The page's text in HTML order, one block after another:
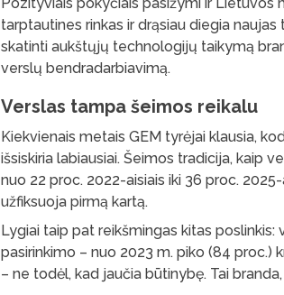
Pozityviais pokyčiais pasižymi ir Lietuvos
tarptautines rinkas ir drąsiau diegia
skatinti aukštųjų technologijų taikymą
verslų bendradarbiavimą.
Verslas tampa šeimos reikalu
Kiekvienais metais GEM tyrėjai klausia,
išsiskiria labiausiai. Šeimos tradicija, kaip
nuo 22 proc. 2022-aisiais iki 36 proc.
užfiksuoja pirmą kartą.
Lygiai taip pat reikšmingas kitas
pasirinkimo – nuo 2023 m. piko (84 proc.)
– ne todėl, kad jaučia būtinybę. Tai